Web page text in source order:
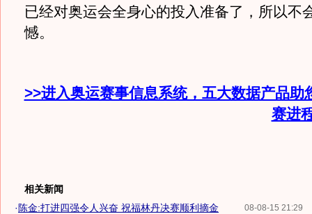
已经对奥运会全身心的投入准备了，所以不
憾。
>>进入奥运赛事信息系统，五大数据产品助
赛进
相关新闻
08-08-15 21:29
· 陈金:打进四强令人兴奋 祝福林丹决赛顺利摘金